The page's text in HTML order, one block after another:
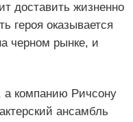
доставить жизненно
героя оказывается
черном рынке, и
а компанию Ричсону
ансамбль